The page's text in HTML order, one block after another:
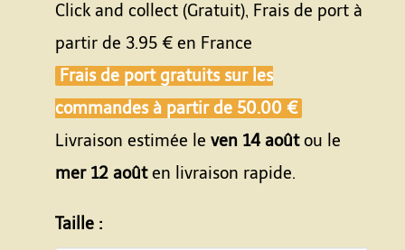
Click and collect (Gratuit), Frais de port à
partir de 3.95 € en France
Frais de port gratuits sur les
commandes à partir de 50.00 €
Livraison estimée le ven 14 aoûtou le
mer 12 aoûten livraison rapide.
Taille :